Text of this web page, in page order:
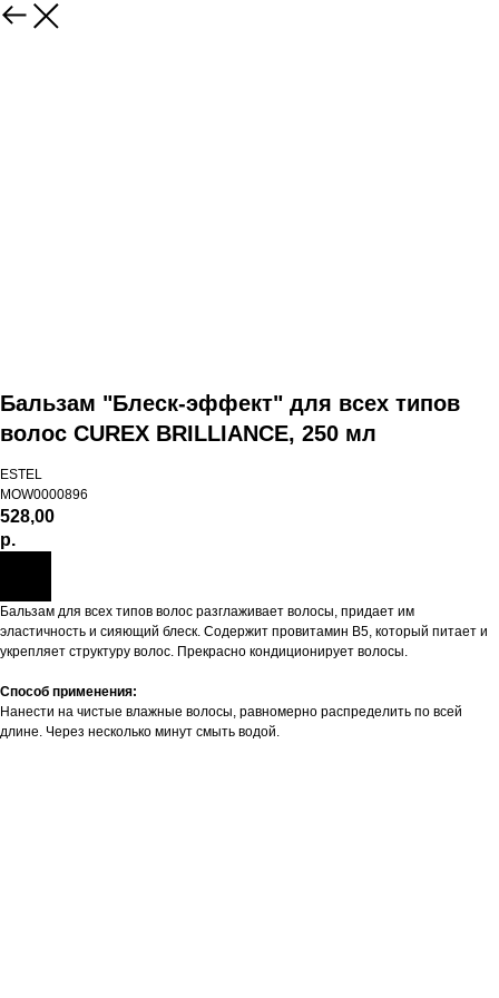
Бальзам "Блеск-эффект" для всех типов
волос CUREX BRILLIANCE, 250 мл
ESTEL
MOW0000896
528,00
р.
Бальзам для всех типов волос разглаживает волосы, придает им
эластичность и сияющий блеск. Содержит провитамин В5, который питает и
укрепляет структуру волос. Прекрасно кондиционирует волосы.
Способ применения:
Нанести на чистые влажные волосы, равномерно распределить по всей
длине. Через несколько минут смыть водой.